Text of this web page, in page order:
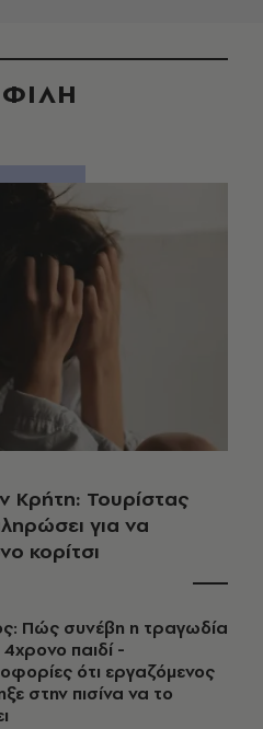
Κρήτη: Τουρίστας
για να
κορίτσι
Πώς συνέβη η τραγωδία
παιδί -
ότι εργαζόμενος
στην πισίνα να το